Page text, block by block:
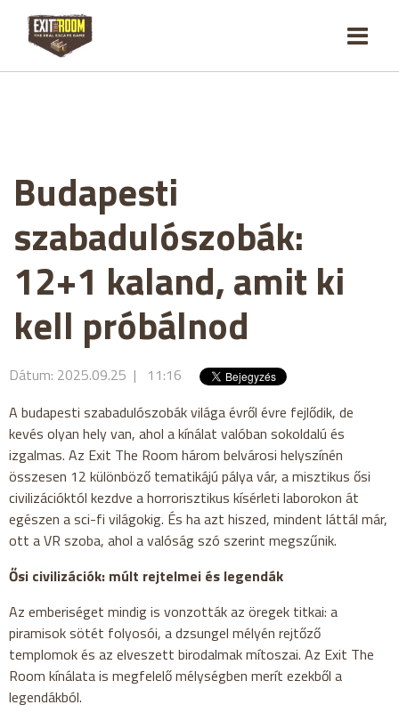
Budapesti
szabadulószobák:
12+1 kaland, amit ki
kell próbálnod
Dátum: 2025.09.25 | 11:16
A budapesti szabadulószobák világa évről évre fejlődik, de
kevés olyan hely van, ahol a kínálat valóban sokoldalú és
izgalmas. Az Exit The Room három belvárosi helyszínén
összesen 12 különböző tematikájú pálya vár, a misztikus ősi
civilizációktól kezdve a horrorisztikus kísérleti laborokon át
egészen a sci-fi világokig. És ha azt hiszed, mindent láttál már,
ott a VR szoba, ahol a valóság szó szerint megszűnik.
Ősi civilizációk: múlt rejtelmei és legendák
Az emberiséget mindig is vonzották az öregek titkai: a
piramisok sötét folyosói, a dzsungel mélyén rejtőző
templomok és az elveszett birodalmak mítoszai. Az Exit The
Room kínálata is megfelelő mélységben merít ezekből a
legendákból.